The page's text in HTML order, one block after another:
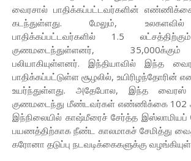
வைரசால் பாதிக்கப்பட்டவர்களின்
கடந்துள்ளது. மேலும்,
பாதிக்கப்பட்டவர்களில் 1.5
குணமடைந்துள்ளனர்,
பலியாகியுள்ளனர். இந்தியாவில் இந்த
பாதிக்கப்பட்டுள்ள சூழலில்,
உயர்ந்துள்ளது. அதேபோல, இந்த வைரஸ்
குணமடைந்து மீண்டவர்கள் எண்ணிக்கை 102
இந்நிலையில் காஷ்மீரைச் சேர்த்த
பயணத்திற்காக நீண்ட காலமாகச் சேமித்து
கரோனா தடுப்பு நடவடிக்கைகளுக்கு